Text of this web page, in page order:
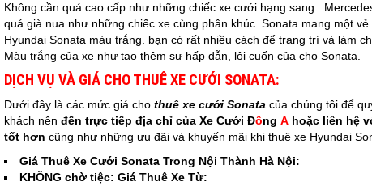
Không cần quá cao cấp như những chiếc xe cưới hạng sang :
quá già nua như những chiếc xe cùng phân khúc. Sonata mang một
Hyundai Sonata màu trắng. bạn có rất nhiều cách để trang trí và làm
Màu trắng của xe như tạo thêm sự hấp dẫn, lôi cuốn của cho Sonata.
DỊCH VỤ VÀ GIÁ CHO THUÊ XE CƯỚI SONATA:
Dưới đây là các mức giá cho thuê xe cưới Sonata của chúng tôi để
khách nên đến trực tiếp địa chỉ của Xe Cưới Đông A hoặc liên hệ
tốt hơn cũng như những ưu đãi và khuyến mãi khi thuê xe Hyundai
Giá Thuê Xe Cưới Sonata Trong Nội Thành Hà Nội:
KHÔNG chờ tiệc: Giá Thuê Xe Từ: